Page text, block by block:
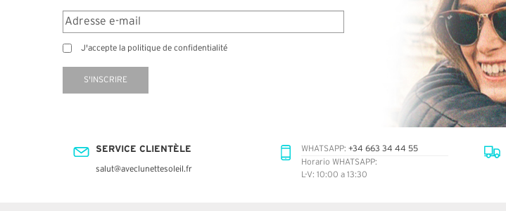
J'accepte la politique de confidentialité
S'INSCRIRE
SERVICE CLIENTÈLE
salut@aveclunettesoleil.fr
WHATSAPP: +34 663 34 44 55
Horario WHATSAPP:
L-V: 10:00 a 13:30